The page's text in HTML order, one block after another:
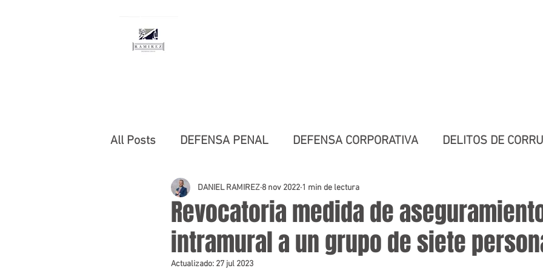
All Posts DEFENSA PENAL DEFENSA CORPORATIVA DELITOS DE
DERECHO COMERCIAL DERECHO CIVIL
DELITOS SEXUALES
Revocatoria medida de
intramural a un grupo de siete
DANIEL RAMIREZ 8 nov 2022 1 min de lectura
Actualizado: 27 jul 2023